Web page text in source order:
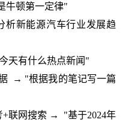
牛顿第一定律"
析新能源汽车行业发展趋
天有什么热点新闻"
→ "根据我的笔记写一篇
+联网搜索 →
"基于2024年